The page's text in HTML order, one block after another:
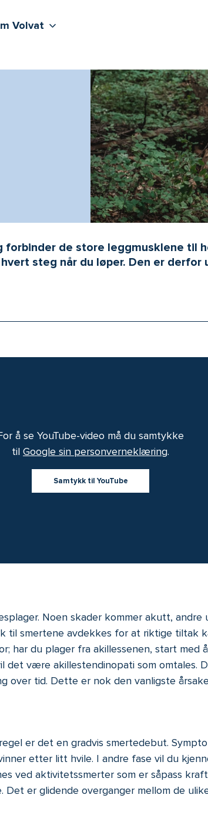
Våre sentre
Volvat
forbinder de store leggmusklene til
steg når du løper. Den er
å se YouTube-video må du samtykke
til Google sin personverneklæring.
Samtykk til YouTube
Noen skader kommer akutt,
smertene avdekkes for at riktige tiltak
har du plager fra akillessenen, start
det være akillestendinopati som omtales.
over tid. Dette er nok den vanligste
er det en gradvis smertedebut.
etter litt hvile. I andre fase vil du
ved aktivitetssmerter som er såpass
er glidende overganger mellom de